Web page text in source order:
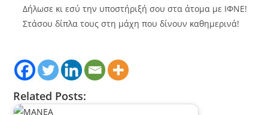
Δήλωσε κι εσύ την υποστήριξή σου στα άτομα με ΙΦΝΕ!
Στάσου δίπλα τους στη μάχη που δίνουν καθημερινά!
Related Posts: